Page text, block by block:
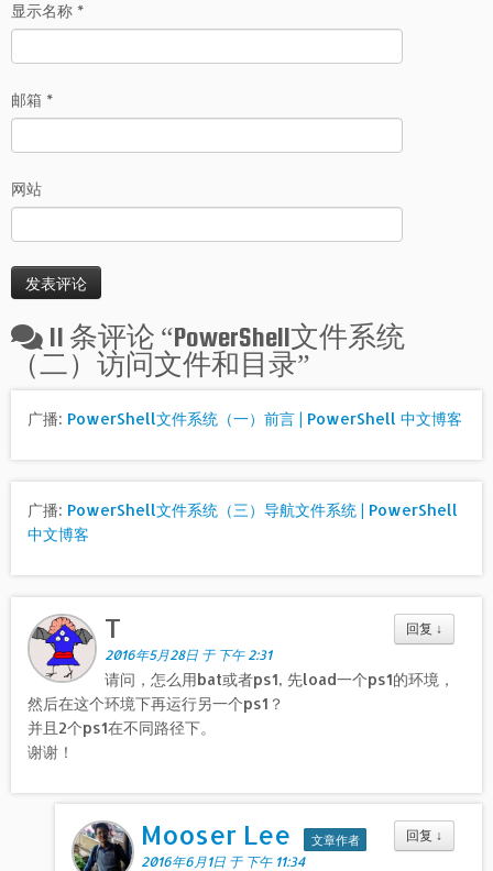
显示名称 *
邮箱 *
网站
11 条评论 “PowerShell文件系统
（二）访问文件和目录”
广播: PowerShell文件系统（一）前言 | PowerShell 中文博客
广播: PowerShell文件系统（三）导航文件系统 | PowerShell
中文博客
回复 ↓
T
2016年5月28日 于 下午 2:31
请问，怎么用bat或者ps1, 先load一个ps1的环境，
然后在这个环境下再运行另一个ps1？
并且2个ps1在不同路径下。
谢谢！
回复 ↓
Mooser Lee
文章作者
2016年6月1日 于 下午 11:34